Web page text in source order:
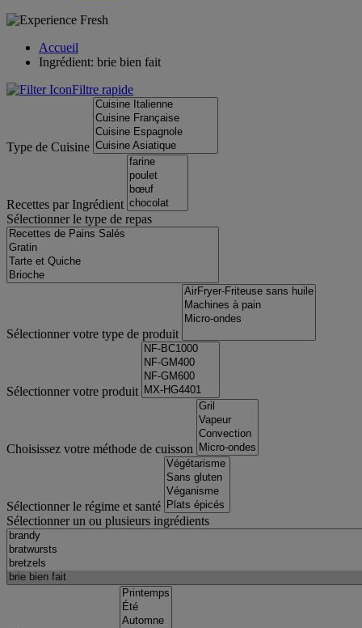
Accueil
Ingrédient: brie bien fait
Filtre rapide
Type de Cuisine
Recettes par Ingrédient
Sélectionner le type de repas
Sélectionner votre type de produit
Sélectionner votre produit
Choisissez votre méthode de cuisson
Sélectionner le régime et santé
Sélectionner un ou plusieurs ingrédients